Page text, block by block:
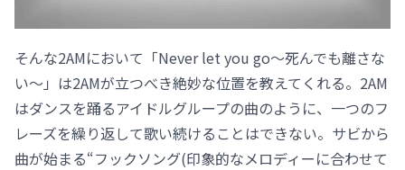
そんな2AMにおいて「Never let you go～死んでも離さな
い～」は2AMが立つべき絶妙な位置を教えてくれる。2AM
はダンスを踊るアイドルグループの曲のように、一つのフ
レーズを繰り返して歌い続けることはできない。サビから
曲が始まる“フックソング(印象的なメロディーに合わせて